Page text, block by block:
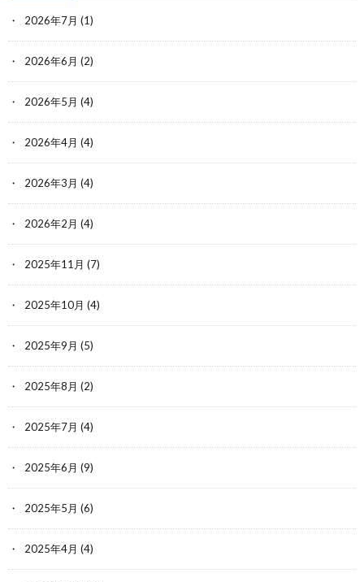
2026年7月 (1)
2026年6月 (2)
2026年5月 (4)
2026年4月 (4)
2026年3月 (4)
2026年2月 (4)
2025年11月 (7)
2025年10月 (4)
2025年9月 (5)
2025年8月 (2)
2025年7月 (4)
2025年6月 (9)
2025年5月 (6)
2025年4月 (4)